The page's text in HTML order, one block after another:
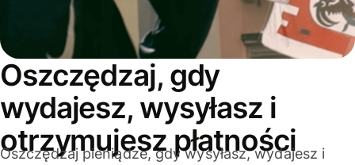
Oszczędzaj, gdy
wydajesz, wysyłasz i
otrzymujesz płatności
Oszczędzaj pieniądze, gdy wysyłasz, wydajesz i